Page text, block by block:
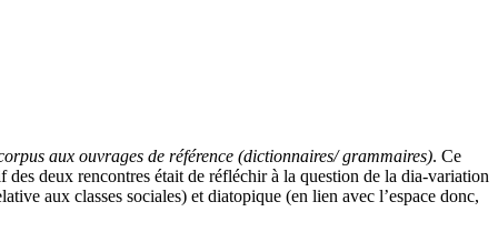
aux ouvrages de référence (dictionnaires/ grammaires). Ce
des deux rencontres était de réfléchir à la question de la dia-variation
aux classes sociales) et diatopique (en lien avec l’espace donc,